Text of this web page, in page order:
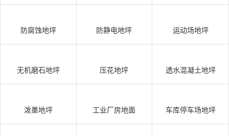
例
防腐蚀地坪 防静电地坪 运动场地坪
无机磨石地坪 压花地坪 透水混凝土地坪
泼墨地坪 工业厂房地面 车库停车场地坪